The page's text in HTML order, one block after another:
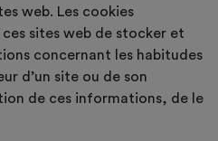
web. Les cookies
sites web de stocker et
concernant les habitudes
d’un site ou de son
de ces informations, de le